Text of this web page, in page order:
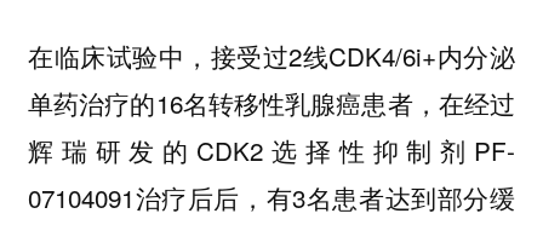
在临床试验中，接受过2线CDK4/6i+内分泌
单药治疗的16名转移性乳腺癌患者，在经过
辉瑞研发的CDK2选择性抑制剂PF-
07104091治疗后后，有3名患者达到部分缓